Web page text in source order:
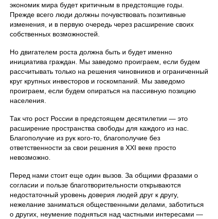
экономик мира будет критичным в предстоящие годы.
Прежде всего люди должны почувствовать позитивные
изменения, и в первую очередь через расширение своих
собственных возможностей.
Но двигателем роста должна быть и будет именно
инициатива граждан. Мы заведомо проиграем, если будем
рассчитывать только на решения чиновников и ограниченный
круг крупных инвесторов и госкомпаний. Мы заведомо
проиграем, если будем опираться на пассивную позицию
населения.
Так что рост России в предстоящем десятилетии — это
расширение пространства свободы для каждого из нас.
Благополучие из рук кого-то, благополучие без
ответственности за свои решения в XXI веке просто
невозможно.
Перед нами стоит еще один вызов. За общими фразами о
согласии и пользе благотворительности открываются
недостаточный уровень доверия людей друг к другу,
нежелание заниматься общественными делами, заботиться
о других, неумение подняться над частными интересами —